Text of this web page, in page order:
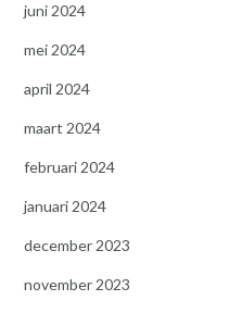
juni 2024
mei 2024
april 2024
maart 2024
februari 2024
januari 2024
december 2023
november 2023